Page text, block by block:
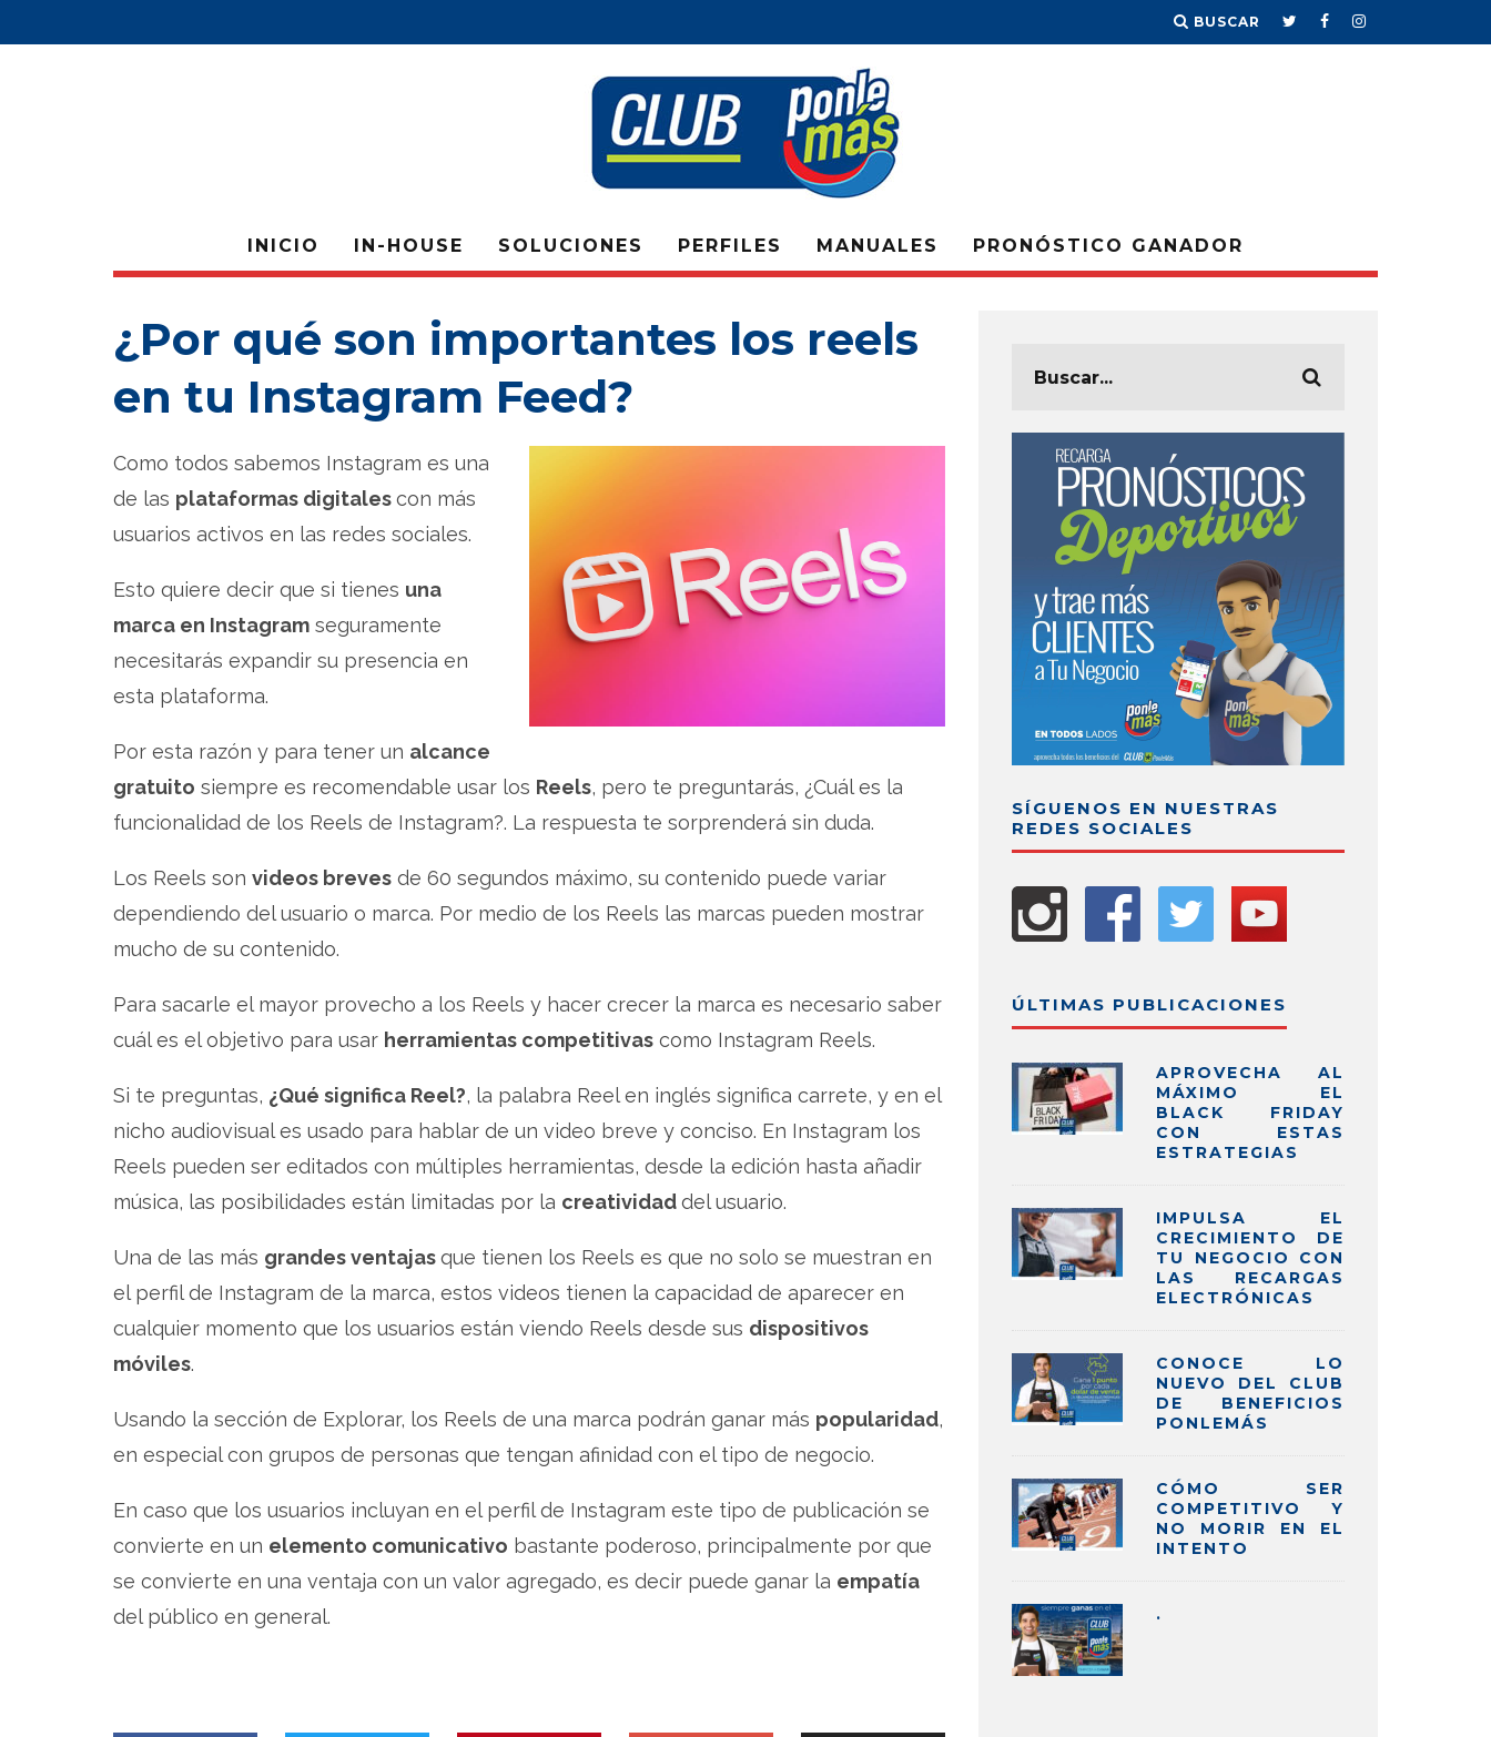
BUSCAR
INICIO IN-HOUSE SOLUCIONES PERFILES MANUALES PRONÓSTICO GANADOR
¿Por qué son importantes los reels
en tu Instagram Feed?
Como todos sabemos Instagram es una
de las plataformas digitalescon más
usuarios activos en las redes sociales.
Esto quiere decir que si tienes una
marca en Instagram seguramente
necesitarás expandir su presencia en
esta plataforma.
Por esta razón y para tener un alcance
gratuito siempre es recomendable usar los Reels, pero te preguntarás, ¿Cuál es la
funcionalidad de los Reels de Instagram?. La respuesta te sorprenderá sin duda.
Los Reels son videos breves de 60 segundos máximo, su contenido puede variar
dependiendo del usuario o marca. Por medio de los Reels las marcas pueden mostrar
mucho de su contenido.
Para sacarle el mayor provecho a los Reels y hacer crecer la marca es necesario saber
cuál es el objetivo para usar herramientas competitivas como Instagram Reels.
Si te preguntas, ¿Qué significa Reel?, la palabra Reel en inglés significa carrete, y en el
nicho audiovisual es usado para hablar de un video breve y conciso. En Instagram los
Reels pueden ser editados con múltiples herramientas, desde la edición hasta añadir
música, las posibilidades están limitadas por la creatividaddel usuario.
Una de las más grandes ventajasque tienen los Reels es que no solo se muestran en
el perfil de Instagram de la marca, estos videos tienen la capacidad de aparecer en
cualquier momento que los usuarios están viendo Reels desde sus dispositivos
móviles.
Usando la sección de Explorar, los Reels de una marca podrán ganar más popularidad,
en especial con grupos de personas que tengan afinidad con el tipo de negocio.
En caso que los usuarios incluyan en el perfil de Instagram este tipo de publicación se
convierte en un elemento comunicativo bastante poderoso, principalmente por que
se convierte en una ventaja con un valor agregado, es decir puede ganar la empatía
del público en general.
SÍGUENOS EN NUESTRAS
REDES SOCIALES
ÚLTIMAS PUBLICACIONES
APROVECHA AL
MÁXIMO EL
BLACK FRIDAY
CON ESTAS
ESTRATEGIAS
IMPULSA EL
CRECIMIENTO DE
TU NEGOCIO CON
LAS RECARGAS
ELECTRÓNICAS
CONOCE LO
NUEVO DEL CLUB
DE BENEFICIOS
PONLEMÁS
CÓMO SER
COMPETITIVO Y
NO MORIR EN EL
INTENTO
.